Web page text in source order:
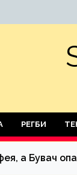
РЕГБИ
а Бувач